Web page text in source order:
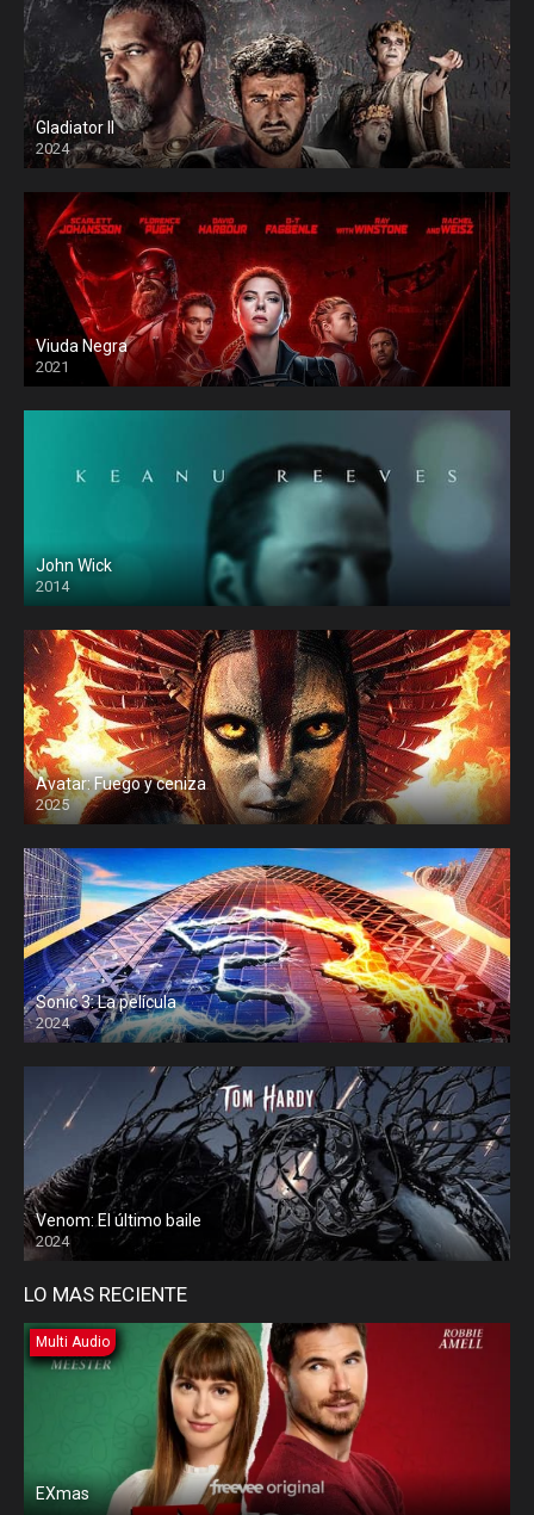
Gladiator II
2024
Viuda Negra
2021
John Wick
2014
Avatar: Fuego y ceniza
2025
Sonic 3: La película
2024
Venom: El último baile
2024
LO MAS RECIENTE
Multi Audio
EXmas